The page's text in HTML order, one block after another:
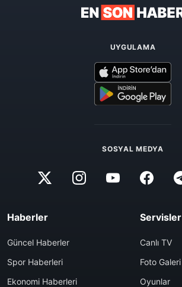
UYGULAMA
SOSYAL MEDYA
Haberler
Güncel Haberler
Spor Haberleri
Ekonomi Haberleri
Servisler
Canlı TV
Foto Galeri
Oyunlar